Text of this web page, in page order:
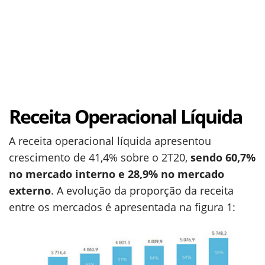
Receita Operacional Líquida
A receita operacional líquida apresentou
crescimento de 41,4% sobre o 2T20, sendo 60,7%
no mercado interno e 28,9% no mercado
externo. A evolução da proporção da receita
entre os mercados é apresentada na figura 1: